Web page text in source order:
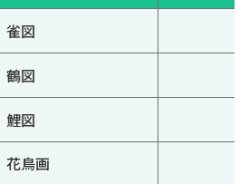
雀図
鶴図
鯉図
花鳥画